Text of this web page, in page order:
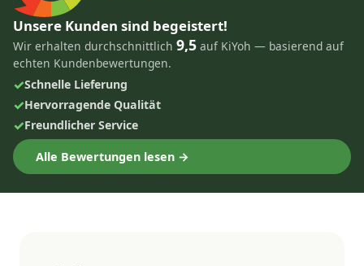
Unsere Kunden sind begeistert!
Wir erhalten durchschnittlich 9,5 auf KiYoh — basierend auf
echten Kundenbewertungen.
✓Schnelle Lieferung
✓Hervorragende Qualität
✓Freundlicher Service
Alle Bewertungen lesen →